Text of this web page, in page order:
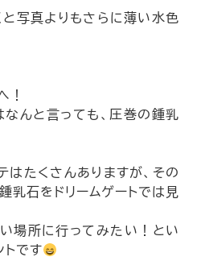
と写真よりもさらに薄い水色
！
なんと言っても、圧巻の鍾乳
はたくさんありますが、その
乳石をドリームゲートでは見
場所に行ってみたい！とい
です